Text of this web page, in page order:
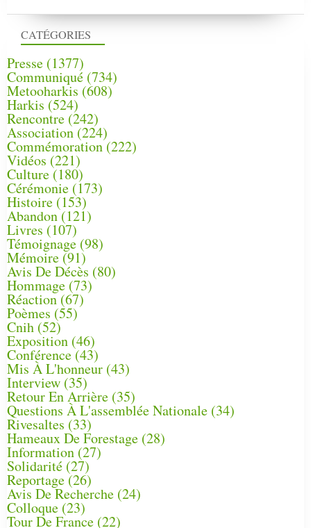
CATÉGORIES
Presse (1377)
Communiqué (734)
Metooharkis (608)
Harkis (524)
Rencontre (242)
Association (224)
Commémoration(222)
Vidéos (221)
Culture(180)
Cérémonie (173)
Histoire (153)
Abandon(121)
Livres (107)
Témoignage (98)
Mémoire (91)
Avis De Décès (80)
Hommage (73)
Réaction(67)
Poèmes (55)
Cnih (52)
Exposition (46)
Conférence(43)
Mis À L'honneur (43)
Interview (35)
Retour En Arrière (35)
Questions À L'assemblée Nationale (34)
Rivesaltes (33)
Hameaux De Forestage (28)
Information (27)
Solidarité (27)
Reportage(26)
Avis De Recherche (24)
Colloque (23)
Tour De France (22)